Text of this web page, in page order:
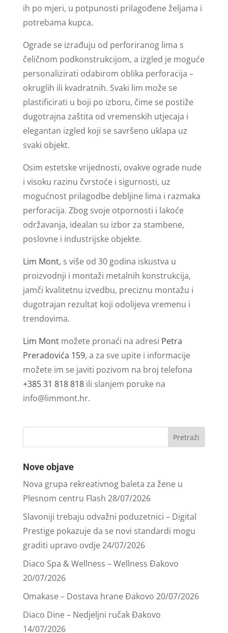
ih po mjeri, u potpunosti prilagođene željama i
potrebama kupca.
Ograde se izrađuju od perforiranog lima s
čeličnom podkonstrukcijom, a izgled je moguće
personalizirati odabirom oblika perforacija –
okruglih ili kvadratnih. Svaki lim može se
plastificirati u boji po izboru, čime se postiže
dugotrajna zaštita od vremenskih utjecaja i
elegantan izgled koji se savršeno uklapa uz
svaki objekt.
Osim estetske vrijednosti, ovakve ograde nude
i visoku razinu čvrstoće i sigurnosti, uz
mogućnost prilagodbe debljine lima i razmaka
perforacija. Zbog svoje otpornosti i lakoće
održavanja, idealan su izbor za stambene,
poslovne i industrijske objekte.
Lim Mont, s više od 30 godina iskustva u
proizvodnji i montaži metalnih konstrukcija,
jamči kvalitetnu izvedbu, preciznu montažu i
dugotrajan rezultat koji odolijeva vremenu i
trendovima.
Lim Montmožete pronaći na adresi Petra
Preradovića 159, a za sve upite i informacije
možete im se javiti pozivom na broj telefona
+385 31 818 818ili slanjem poruke na
info@limmont.hr.
Nove objave
Nova grupa rekreativnog baleta za žene u
Plesnom centru Flash 28/07/2026
Slavoniji trebaju odvažni poduzetnici – Digital
Prestige pokazuje da se novi standardi mogu
graditi upravo ovdje24/07/2026
Diaco Spa & Wellness – Wellness Đakovo
20/07/2026
Omakase – Dostava hrane Đakovo 20/07/2026
Diaco Dine – Nedjeljni ručak Đakovo
14/07/2026